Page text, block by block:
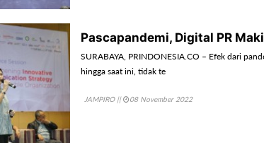
Pascapandemi, Digital PR
SURABAYA, PRINDONESIA.CO – Efek dari
hingga saat ini, tidak te
JAMPIRO|| 08 November 2022